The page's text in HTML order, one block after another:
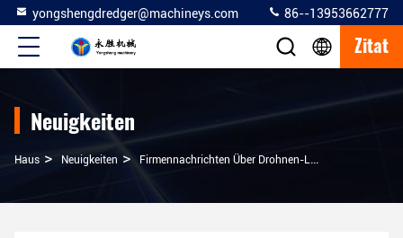
yongshengdredger@machineys.com 86--13953662777
Zitat
Neuigkeiten
Haus > Neuigkeiten > Firmennachrichten Über Drohnen-Luftbild-Arbeitsvideo Für YSCSD500 Feststoff-960 Cbm/h-Schneidkopf-Saugbagger Mit Spud-Wagen Nach 3 Jahren Betrieb